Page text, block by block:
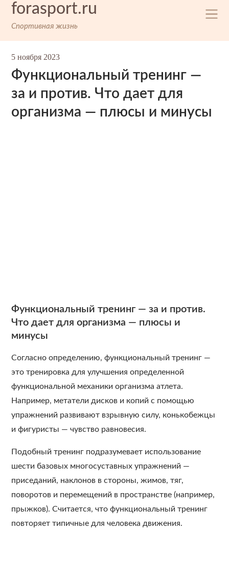
forasport.ru
Спортивная жизнь
5 ноября 2023
Функциональный тренинг —
за и против. Что дает для
организма — плюсы и минусы
Функциональный тренинг — за и против.
Что дает для организма — плюсы и
минусы
Согласно определению, функциональный тренинг —
это тренировка для улучшения определенной
функциональной механики организма атлета.
Например, метатели дисков и копий с помощью
упражнений развивают взрывную силу, конькобежцы
и фигуристы — чувство равновесия.
Подобный тренинг подразумевает использование
шести базовых многосуставных упражнений —
приседаний, наклонов в стороны, жимов, тяг,
поворотов и перемещений в пространстве (например,
прыжков). Считается, что функциональный тренинг
повторяет типичные для человека движения.